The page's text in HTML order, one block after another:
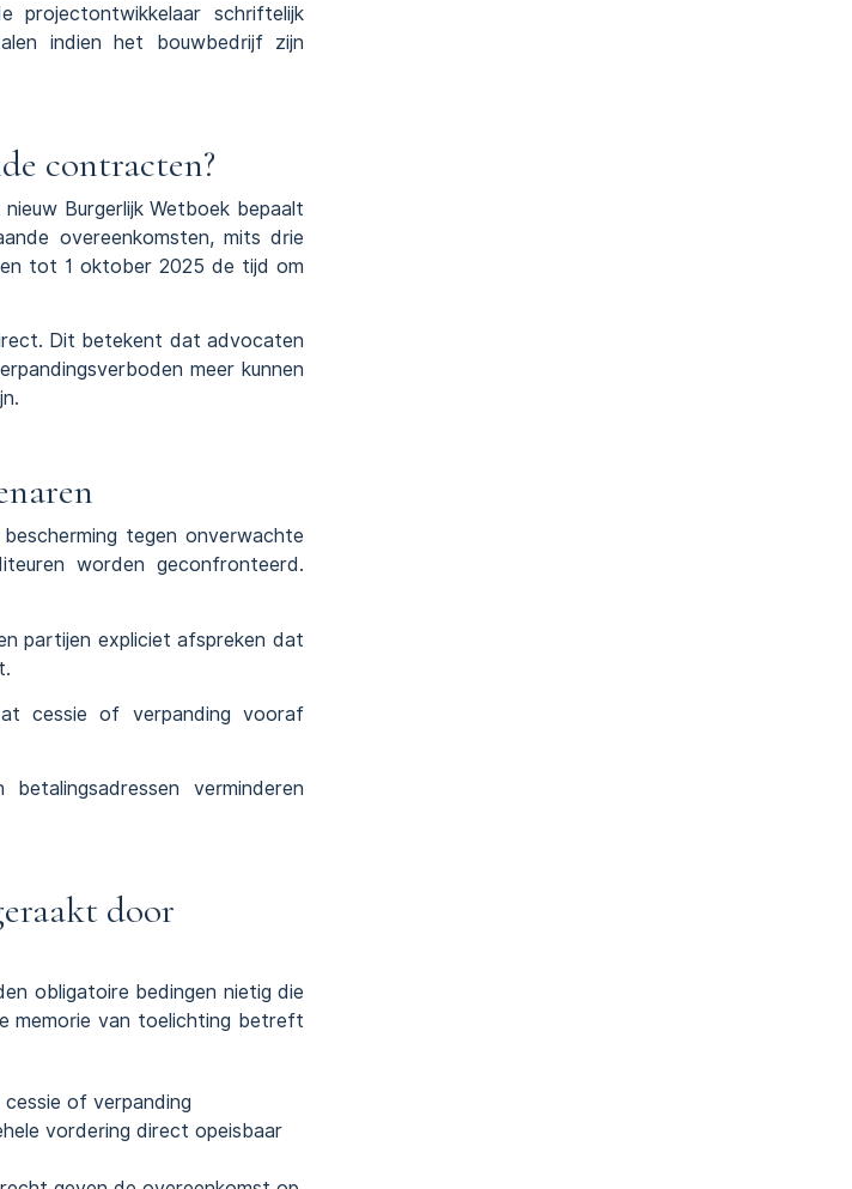
projectontwikkelaar schriftelijk
indien het bouwbedrijf zijn
contracten?
Burgerlijk Wetboek bepaalt
overeenkomsten, mits drie
tot 1 oktober 2025 de tijd om
Dit betekent dat advocaten
meer kunnen
tegen onverwachte
worden geconfronteerd.
partijen expliciet afspreken dat
cessie of verpanding vooraf
verminderen
door
obligatoire bedingen nietig die
memorie van toelichting betreft
of verpanding
vordering direct opeisbaar